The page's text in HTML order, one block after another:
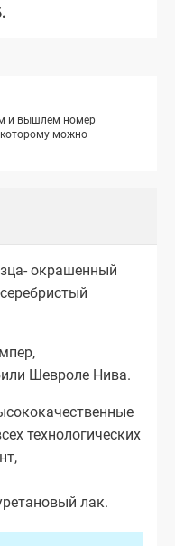
и вышлем номер
можно
окрашенный
Шевроле Нива.
технологических
лак.